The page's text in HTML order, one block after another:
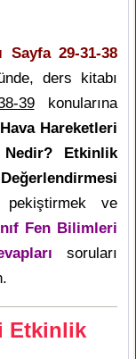
29-31-38
ders kitabı
39konularına
Hareketleri
Nedir? Etkinlik
pekiştirmek ve
Fen Bilimleri
soruları
Etkinlik